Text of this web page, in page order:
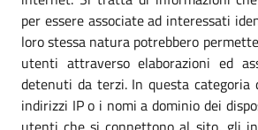
per essere associate ad interessati
loro stessa natura potrebbero
utenti attraverso elaborazioni ed
detenuti da terzi. In questa
indirizzi IP o i nomi a dominio dei